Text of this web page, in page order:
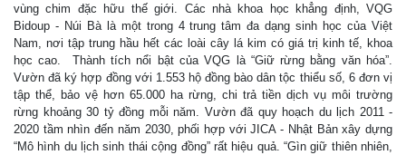
vùng chim đặc hữu thế giới. Các nhà khoa học khẳng định, VQG
Bidoup - Núi Bà là một trong 4 trung tâm đa dạng sinh học của Việt
Nam, nơi tập trung hầu hết các loài cây lá kim có giá trị kinh tế, khoa
học cao. Thành tích nổi bật của VQG là “Giữ rừng bằng văn hóa”.
Vườn đã ký hợp đồng với 1.553 hộ đồng bào dân tộc thiểu số, 6 đơn vị
tập thể, bảo vệ hơn 65.000 ha rừng, chi trả tiền dịch vụ môi trường
rừng khoảng 30 tỷ đồng mỗi năm. Vườn đã quy hoạch du lịch 2011 -
2020 tầm nhìn đến năm 2030, phối hợp với JICA - Nhật Bản xây dựng
“Mô hình du lịch sinh thái cộng đồng” rất hiệu quả. “Gìn giữ thiên nhiên,